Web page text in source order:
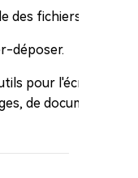
des fichiers.
déposer.
pour l'écriture
de documents